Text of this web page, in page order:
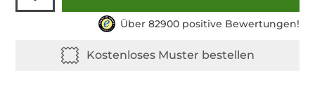
Über 82900 positive Bewertungen!